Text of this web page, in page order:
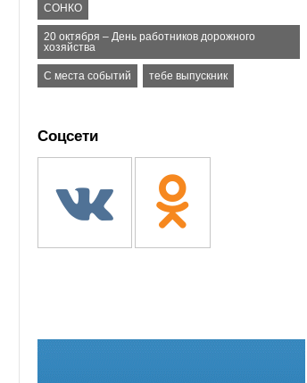
СОНКО
20 октября – День работников дорожного
хозяйства
С места событий тебе выпускник
Соцсети